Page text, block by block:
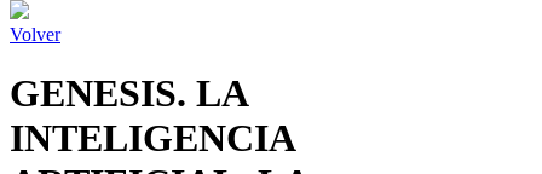
Volver
GENESIS. LA
INTELIGENCIA